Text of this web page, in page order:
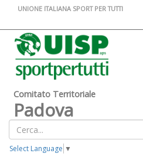
UNIONE ITALIANA SPORT PER TUTTI
Comitato Territoriale
Padova
Select Language ▼